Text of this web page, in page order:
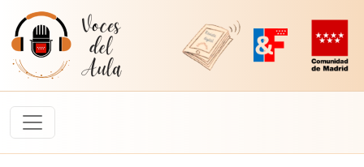
Saltar al contenido
Voces del Aula
Revista Digital de EducaMadrid
Plataforma de